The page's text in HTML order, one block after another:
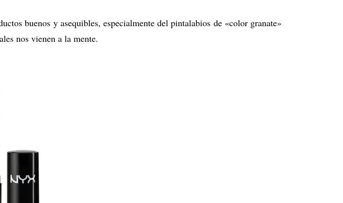
buenos y asequibles, especialmente del pintalabios de «color granate»
nos vienen a la mente.